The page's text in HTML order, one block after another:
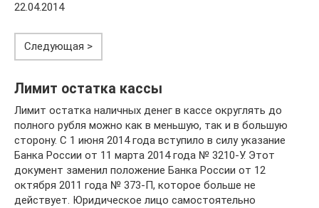
22.04.2014
Следующая >
Лимит остатка кассы
Лимит остатка наличных денег в кассе округлять до
полного рубля можно как в меньшую, так и в большую
сторону. С 1 июня 2014 года вступило в силу указание
Банка России от 11 марта 2014 года № 3210-У. Этот
документ заменил положение Банка России от 12
октября 2011 года № 373-П, которое больше не
действует. Юридическое лицо самостоятельно